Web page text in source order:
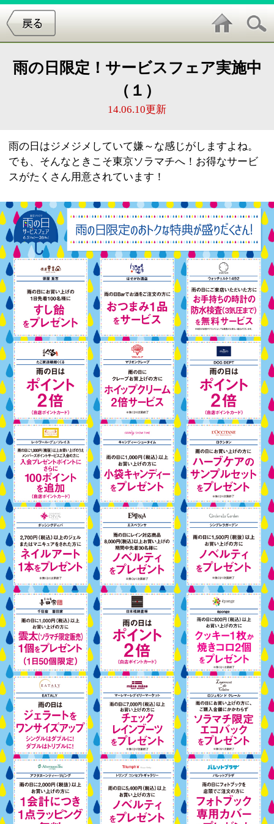
（１）
雨の日はジメジメしていて嫌～な感じがしますよね。
でも、そんなときこそ東京ソラマチへ！お得なサービ
このページの先頭へ
江戸川区時間 江東区時間 葛飾区時間
表示：PC | モバイル
© 2013 art blue Inc.